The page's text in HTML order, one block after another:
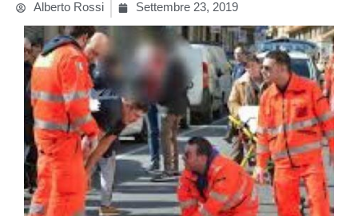
Alberto Rossi Settembre 23, 2019